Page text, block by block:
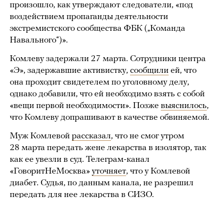
произошло, как утверждают следователи, «под
воздействием пропаганды деятельности
экстремистского сообщества ФБК („Команда
Навального“)».
Комлеву задержали 27 марта. Сотрудники центра
«Э», задержавшие активистку, сообщили ей, что
она проходит свидетелем по уголовному делу,
однако добавили, что ей необходимо взять с собой
«вещи первой необходимости». Позже выяснилось,
что Комлеву допрашивают в качестве обвиняемой.
Муж Комлевой рассказал, что не смог утром
28 марта передать жене лекарства в изолятор, так
как ее увезли в суд. Телеграм-канал
«ГоворитНеМосква» уточняет, что у Комлевой
диабет. Судья, по данным канала, не разрешил
передать для нее лекарства в СИЗО.